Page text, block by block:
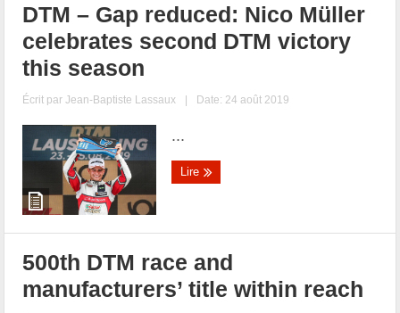
DTM – Gap reduced: Nico Müller
celebrates second DTM victory
this season
Écrit parJean-Baptiste Lassaux | Date: 24 août 2019
...
Lire
500th DTM race and
manufacturers’ title within reach